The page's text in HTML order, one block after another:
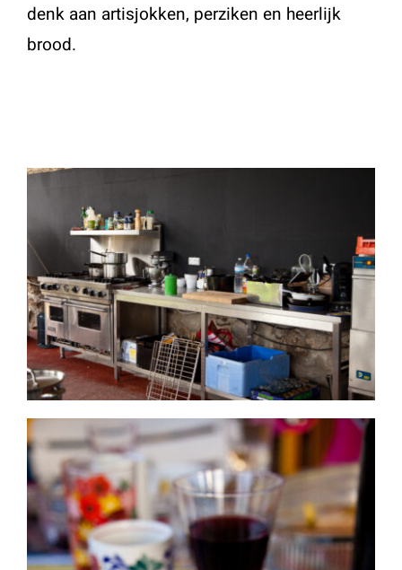
denk aan artisjokken, perziken en heerlijk
brood.